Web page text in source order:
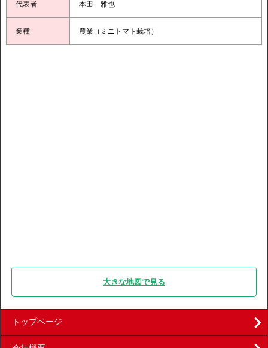
代表者 本田 雅也
業種 農業（ミニトマト栽培）
大きな地図で見る
トップページ